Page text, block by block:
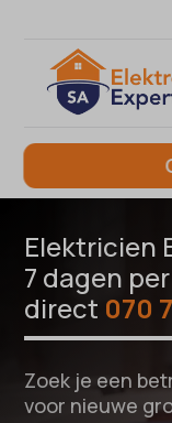
Elektricien
7 dagen
direct 070
Zoek je een
voor nieuwe